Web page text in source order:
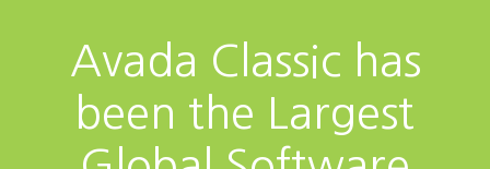
Avada Classic has
been the Largest